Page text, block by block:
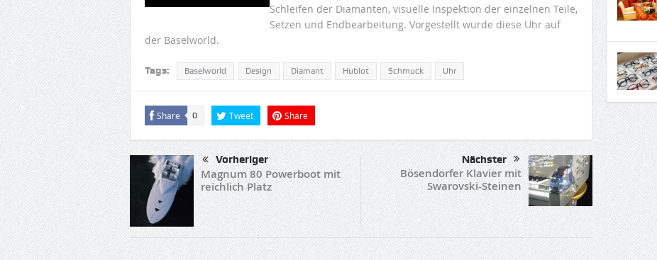
Schleifen der Diamanten, visuelle Inspektion der einzelnen Teile,
Setzen und Endbearbeitung. Vorgestellt wurde diese Uhr auf
der Baselworld.
Tags: Baselworld Design Diamant Hublot Schmuck Uhr
Share 0 Tweet Share
Vorheriger
Magnum 80 Powerboot mit
reichlich Platz
Nächster
Bösendorfer Klavier mit
Swarovski-Steinen